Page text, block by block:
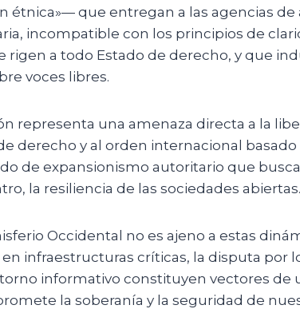
étnica»— que entregan a las agencias
incompatible con los principios de
a todo Estado de derecho, y que
voces libres.
representa una amenaza directa a la
derecho y al orden internacional
de expansionismo autoritario que
la resiliencia de las sociedades abiertas.
Occidental no es ajeno a estas
infraestructuras críticas, la disputa por
informativo constituyen vectores de
la soberanía y la seguridad de